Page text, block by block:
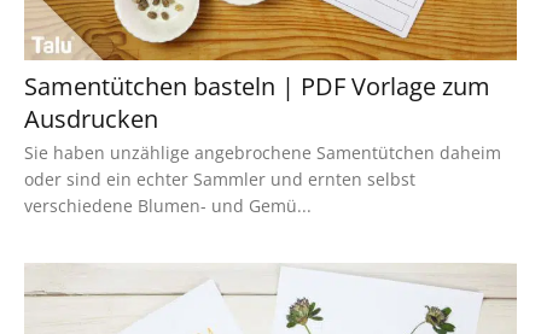
Samentütchen basteln | PDF Vorlage zum
Ausdrucken
Sie haben unzählige angebrochene Samentütchen daheim
oder sind ein echter Sammler und ernten selbst
verschiedene Blumen- und Gemü...